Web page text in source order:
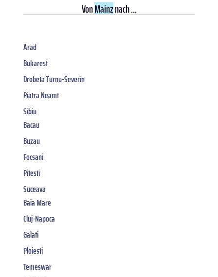
VonMainznach ...
Arad
Bukarest
Drobeta Turnu-Severin
Piatra Neamt
Sibiu
Bacau
Buzau
Focsani
Pitesti
Suceava
Baia Mare
Cluj-Napoca
Galati
Ploiesti
Temeswar